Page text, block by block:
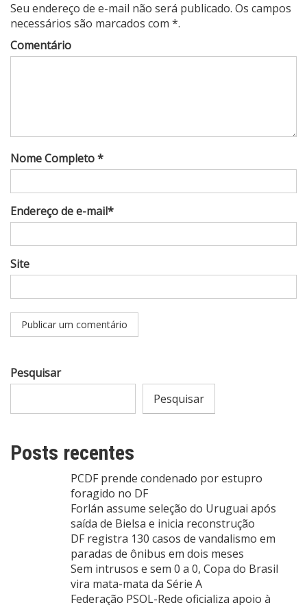
Seu endereço de e-mail não será publicado. Os campos
necessários são marcados com *.
Comentário
Nome Completo *
Endereço de e-mail*
Site
Pesquisar
Pesquisar
Posts recentes
PCDF prende condenado por estupro
foragido no DF
Forlán assume seleção do Uruguai após
saída de Bielsa e inicia reconstrução
DF registra 130 casos de vandalismo em
paradas de ônibus em dois meses
Sem intrusos e sem 0 a 0, Copa do Brasil
vira mata-mata da Série A
Federação PSOL-Rede oficializa apoio à